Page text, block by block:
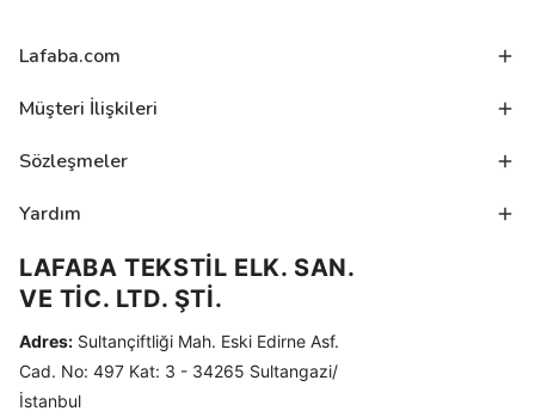
Lafaba.com
Müşteri İlişkileri
Sözleşmeler
Yardım
LAFABA TEKSTİL ELK. SAN.
VE TİC. LTD. ŞTİ.
Adres: Sultançiftliği Mah. Eski Edirne Asf.
Cad. No: 497 Kat: 3 - 34265 Sultangazi/
İstanbul